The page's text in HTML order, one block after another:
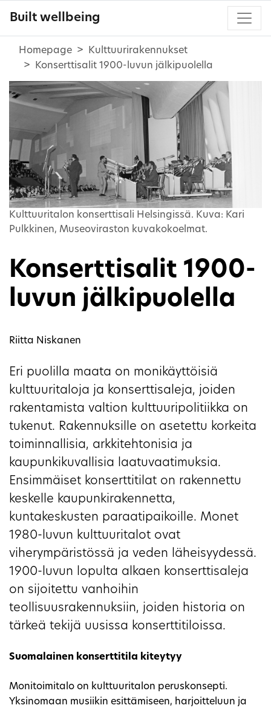
Built wellbeing
Homepage
Kulttuurirakennukset
Konserttisalit 1900-luvun jälkipuolella
Kulttuuritalon konserttisali Helsingissä. Kuva: Kari
Pulkkinen, Museoviraston kuvakokoelmat.
Konserttisalit 1900-
luvun jälkipuolella
Riitta Niskanen
Eri puolilla maata on monikäyttöisiä
kulttuuritaloja ja konserttisaleja, joiden
rakentamista valtion kulttuuripolitiikka on
tukenut. Rakennuksille on asetettu korkeita
toiminnallisia, arkkitehtonisia ja
kaupunkikuvallisia laatuvaatimuksia.
Ensimmäiset konserttitilat on rakennettu
keskelle kaupunkirakennetta,
kuntakeskusten paraatipaikoille. Monet
1980-luvun kulttuuritalot ovat
viherympäristössä ja veden läheisyydessä.
1900-luvun lopulta alkaen konserttisaleja
on sijoitettu vanhoihin
teollisuusrakennuksiin, joiden historia on
tärkeä tekijä uusissa konserttitiloissa.
Suomalainen konserttitila kiteytyy
Monitoimitalo on kulttuuritalon peruskonsepti.
Yksinomaan musiikin esittämiseen, harjoitteluun ja